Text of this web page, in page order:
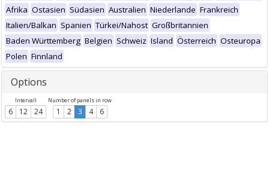
Afrika Ostasien Südasien Australien Niederlande Frankreich
Italien/Balkan Spanien Türkei/Nahost Großbritannien
Baden Württemberg Belgien Schweiz Island Österreich Osteuropa
Polen Finnland
Options
Intervall
6 12 24
Number of panels in row
1 2 3 4 6